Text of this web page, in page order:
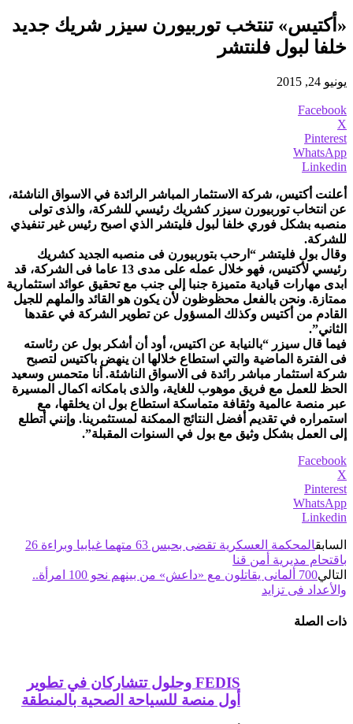
«أكتيس» تنتخب توربيورن سيزر شريك جديد
خلفا لبول فلنتشر
يونيو 24, 2015
Facebook
X
Pinterest
WhatsApp
Linkedin
أعلنت أكتيس، شركة الاستثمار المباشر الرائدة في الاسواق الناشئة،
عن انتخاب توربيورن سيزر كشريك رئيسي للشركة، والذى تولى
منصبه بشكل فوري خلفا لبول فليتشر الذي اصبح رئيس غير تنفيذي
للشركة.
وقال بول فليتشر “ارحب بتوربيورن فى منصبه الجديد كشريك
رئيسي لأكتيس، فهو خلال عمله على مدى 13 عاما فى الشركة، قد
ابدى مهارات قيادية متميزة جنبا إلى جنب مع تحقيق عوائد استثمارية
ممتازة. ونحن بالفعل محظوظون لأن يكون هو القائد والملهم للجيل
القادم من أكتيس وكذلك المسؤول عن تطوير الشركة في عقدها
الثاني”.
فيما قال سيزر “بالنيابة عن اكتيس، أود أن أشكر بول عن رئاسته
فى الفترة الماضية والتي استطاع خلالها ان ينهض باكتيس لتصبح
شركة استثمار مباشر رائدة فى الاسواق الناشئة. أنا متحمس وسعيد
الحظ للعمل مع فريق موهوب للغاية، والذى بامكانه اكمال المسيرة
عبر منصة عالمية وثقافة متماسكة استطاع بول ان يخلقها، مع
استمراره في تقديم أفضل النتائج الممكنة لمستثمرينا. وإنني أتطلع
إلى العمل بشكل وثيق مع بول في السنوات المقبلة”.
Facebook
X
Pinterest
WhatsApp
Linkedin
السابق
المحكمة العسكرية تقضى بحبس 63 متهما غيابيا وبراءة 26
باقتحام مديرية أمن قنا
التالي
700 ألمانى يقاتلون مع «داعش» من بينهم نحو 100 امرأة..
والأعداد فى تزايد
ذات الصلة
FEDIS وحلول تتشاركان في تطوير
أول منصة للسياحة الصحية بالمنطقة